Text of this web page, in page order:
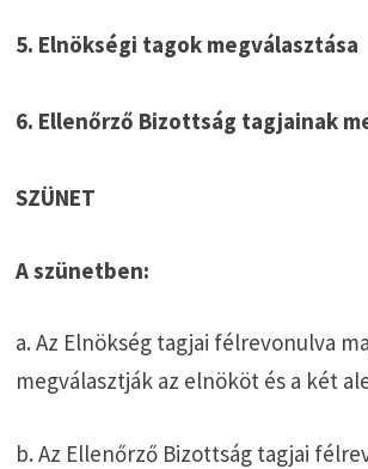
5. Elnökségi tagok megválasztása
6. Ellenőrző Bizottság tagjainak
SZÜNET
A szünetben:
a. Az Elnökség tagjai félrevonulva
megválasztják az elnököt és a két
b. Az Ellenőrző Bizottság tagjai